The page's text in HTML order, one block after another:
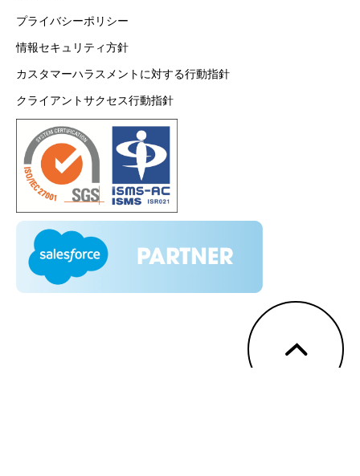
プライバシーポリシー
情報セキュリティ方針
カスタマーハラスメントに対する行動指針
クライアントサクセス行動指針